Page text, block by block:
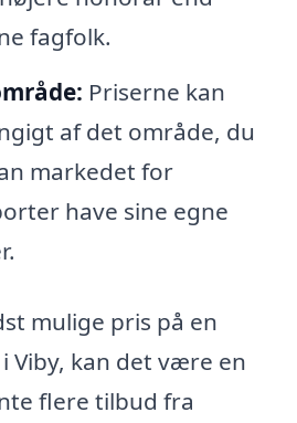
fagfolk.
Priserne kan
af det område, du
markedet for
have sine egne
mulige pris på en
Viby, kan det være en
flere tilbud fra